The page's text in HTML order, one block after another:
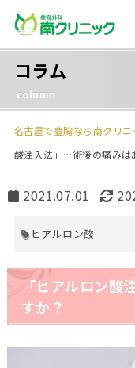
南クリニック
コラム
column
名古屋で豊胸なら南クリニ
酸注入法」…術後の痛みは
公
日
2021.07.01
最
日
ヒアルロン酸
「ヒアルロン
すか？